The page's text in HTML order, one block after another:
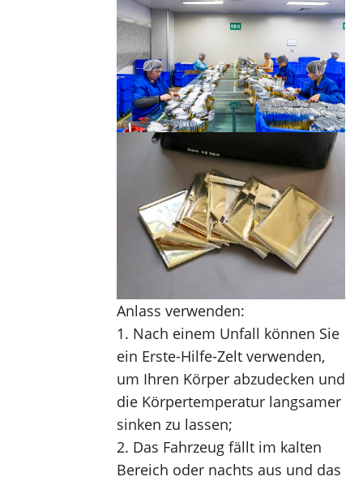
Anlass verwenden:
1. Nach einem Unfall können Sie
ein Erste-Hilfe-Zelt verwenden,
um Ihren Körper abzudecken und
die Körpertemperatur langsamer
sinken zu lassen;
2. Das Fahrzeug fällt im kalten
Bereich oder nachts aus und das